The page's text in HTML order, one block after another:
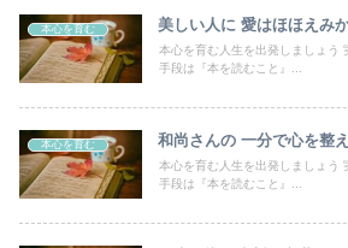
本心を育む 美しい人に 愛はほほえみ
本心を育む人生を出発しましょう
手段は『本を読むこと』...
本心を育む 和尚さんの 一分で心を整
本心を育む人生を出発しましょう
手段は『本を読むこと』...